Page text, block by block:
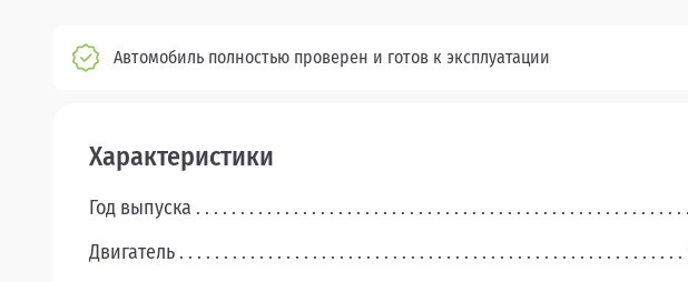
Автомобиль полностью проверен и готов к эксплуатации
Характеристики
Год выпуска
Двигатель